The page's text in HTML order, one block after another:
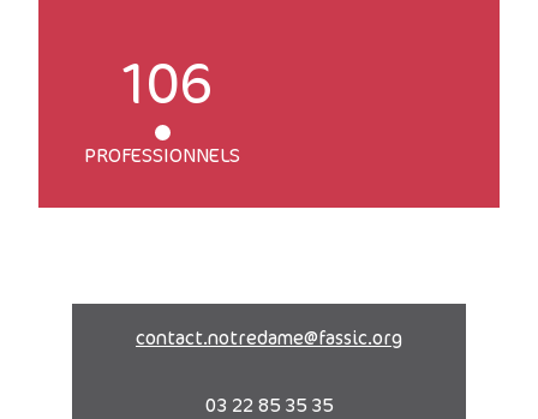
106
PROFESSIONNELS
contact.notredame@fassic.org
03 22 85 35 35